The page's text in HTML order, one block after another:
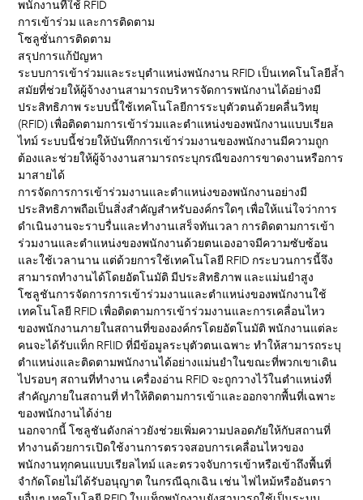
พนักงานที่ใช้ RFID
การเข้าร่วม และการติดตาม
โซลูชั่นการติดตาม
สรุปการแก้ปัญหา
ระบบการเข้าร่วมและระบุตำแหน่งพนักงาน RFID เป็นเทคโนโลยีล้ำ
สมัยที่ช่วยให้ผู้จ้างงานสามารถบริหารจัดการพนักงานได้อย่างมี
ประสิทธิภาพ ระบบนี้ใช้เทคโนโลยีการระบุตัวตนด้วยคลื่นวิทยุ
(RFID) เพื่อติดตามการเข้าร่วมและตำแหน่งของพนักงานแบบเรียล
ไทม์ ระบบนี้ช่วยให้บันทึกการเข้าร่วมงานของพนักงานมีความถูก
ต้องและช่วยให้ผู้จ้างงานสามารถระบุกรณีของการขาดงานหรือการ
มาสายได้
การจัดการการเข้าร่วมงานและตำแหน่งของพนักงานอย่างมี
ประสิทธิภาพถือเป็นสิ่งสำคัญสำหรับองค์กรใดๆ เพื่อให้แน่ใจว่าการ
ดำเนินงานจะราบรื่นและทำงานเสร็จทันเวลา การติดตามการเข้า
ร่วมงานและตำแหน่งของพนักงานด้วยตนเองอาจมีความซับซ้อน
และใช้เวลานาน แต่ด้วยการใช้เทคโนโลยี RFID กระบวนการนี้จึง
สามารถทำงานได้โดยอัตโนมัติ มีประสิทธิภาพ และแม่นยำสูง
โซลูชันการจัดการการเข้าร่วมงานและตำแหน่งของพนักงานใช้
เทคโนโลยี RFID เพื่อติดตามการเข้าร่วมงานและการเคลื่อนไหว
ของพนักงานภายในสถานที่ขององค์กรโดยอัตโนมัติ พนักงานแต่ละ
คนจะได้รับแท็ก RFlID ที่มีข้อมูลระบุตัวตนเฉพาะ ทำให้สามารถระบุ
ตำแหน่งและติดตามพนักงานได้อย่างแม่นยำในขณะที่พวกเขาเดิน
ไปรอบๆ สถานที่ทำงาน เครื่องอ่าน RFID จะถูกวางไว้ในตำแหน่งที่
สำคัญภายในสถานที่ ทำให้ติดตามการเข้าและออกจากพื้นที่เฉพาะ
ของพนักงานได้ง่าย
นอกจากนี้ โซลูชันดังกล่าวยังช่วยเพิ่มความปลอดภัยให้กับสถานที่
ทำงานด้วยการเปิดใช้งานการตรวจสอบการเคลื่อนไหวของ
พนักงานทุกคนแบบเรียลไทม์ และตรวจจับการเข้าหรือเข้าถึงพื้นที่
จำกัดโดยไม่ได้รับอนุญาต ในกรณีฉุกเฉิน เช่น ไฟไหม้หรืออันตรา